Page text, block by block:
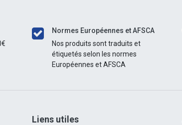
Normes Européennes et AFSCA
Nos produits sont traduits et
étiquetés selon les normes
Européennes et AFSCA
Liens utiles